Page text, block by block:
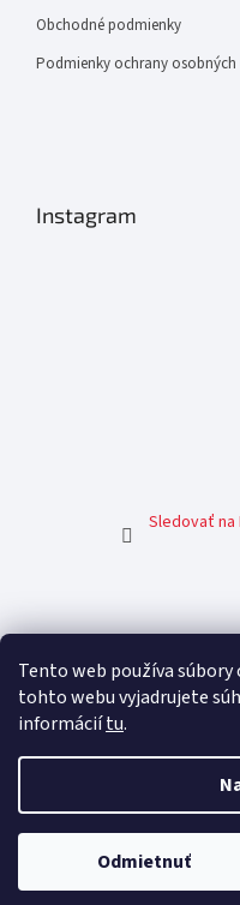
Tento web používa
tohto webu vyjadrujete
informáciítu.
Odmietnuť
Obchodné podmienky
Podmienky ochrany
Instagram
Sledovať na
Facebook